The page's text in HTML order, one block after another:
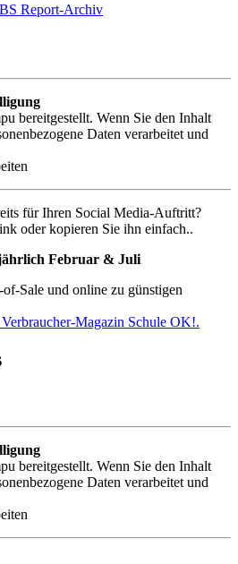
Report-Archiv
bereitgestellt. Wenn Sie den Inhalt
Daten verarbeitet und
für Ihren Social Media-Auftritt?
oder kopieren Sie ihn einfach..
Februar & Juli
Sale und online zu günstigen
Magazin Schule OK!.
bereitgestellt. Wenn Sie den Inhalt
Daten verarbeitet und